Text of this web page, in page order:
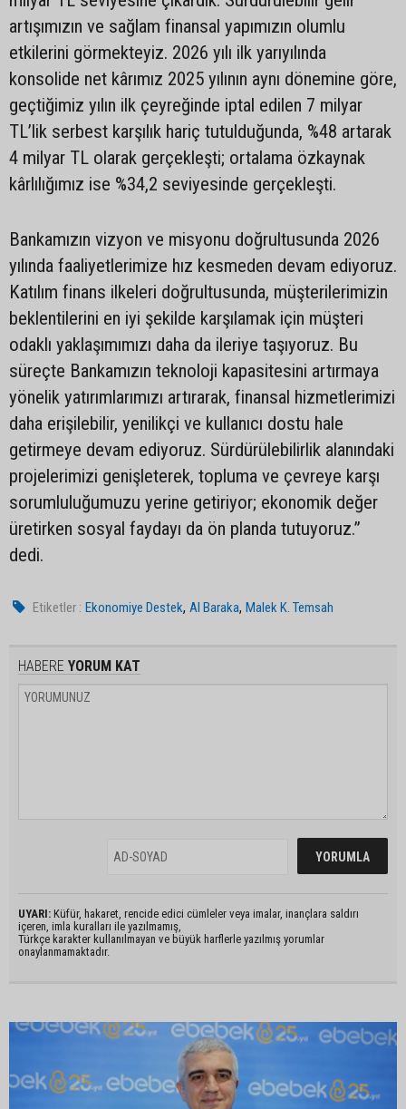
artışımızın ve sağlam finansal yapımızın olumlu
etkilerini görmekteyiz. 2026 yılı ilk yarıyılında
konsolide net kârımız 2025 yılının aynı dönemine göre,
geçtiğimiz yılın ilk çeyreğinde iptal edilen 7 milyar
TL’lik serbest karşılık hariç tutulduğunda, %48 artarak
4 milyar TL olarak gerçekleşti; ortalama özkaynak
kârlılığımız ise %34,2 seviyesinde gerçekleşti.
Bankamızın vizyon ve misyonu doğrultusunda 2026
yılında faaliyetlerimize hız kesmeden devam ediyoruz.
Katılım finans ilkeleri doğrultusunda, müşterilerimizin
beklentilerini en iyi şekilde karşılamak için müşteri
odaklı yaklaşımımızı daha da ileriye taşıyoruz. Bu
süreçte Bankamızın teknoloji kapasitesini artırmaya
yönelik yatırımlarımızı artırarak, finansal hizmetlerimizi
daha erişilebilir, yenilikçi ve kullanıcı dostu hale
getirmeye devam ediyoruz. Sürdürülebilirlik alanındaki
projelerimizi genişleterek, topluma ve çevreye karşı
sorumluluğumuzu yerine getiriyor; ekonomik değer
üretirken sosyal faydayı da ön planda tutuyoruz.”
dedi.
Etiketler : Ekonomiye Destek, Al Baraka,Malek K. Temsah
HABERE YORUM KAT
UYARI: Küfür, hakaret, rencide edici cümleler veya imalar, inançlara saldırı
içeren, imla kuralları ile yazılmamış,
Türkçe karakter kullanılmayan ve büyük harflerle yazılmış yorumlar
onaylanmamaktadır.